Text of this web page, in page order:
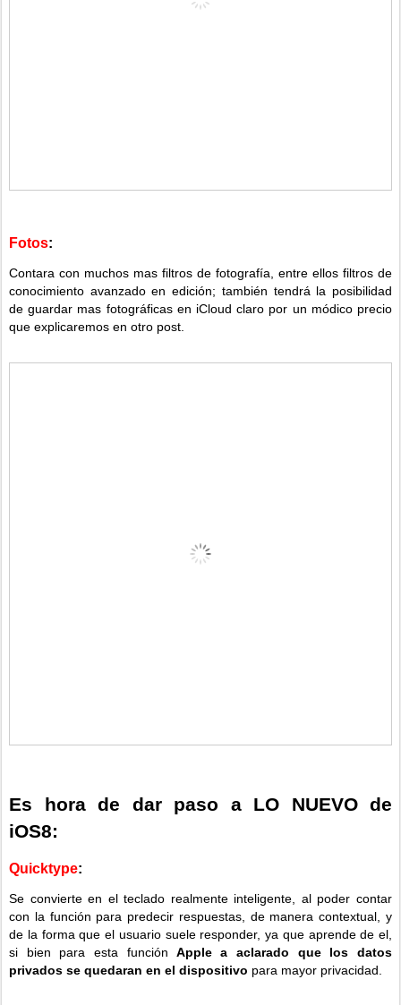
Fotos:
Contara con muchos mas filtros de fotografía, entre ellos filtros de
conocimiento avanzado en edición; también tendrá la posibilidad
de guardar mas fotográficas en iCloud claro por un módico precio
que explicaremos en otro post.
Es hora de dar paso a LO NUEVO de
iOS8:
Quicktype:
Se convierte en el teclado realmente inteligente, al poder contar
con la función para predecir respuestas, de manera contextual, y
de la forma que el usuario suele responder, ya que aprende de el,
si bien para esta función Apple a aclarado que los datos
privados se quedaran en el dispositivo para mayor privacidad.